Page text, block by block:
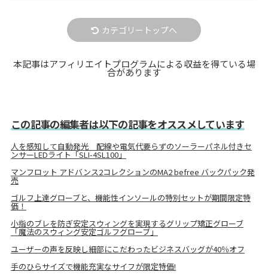
カテゴリートップへ
本記事はアフィリエイトプログラムによる収益を得ている場
合があります
この記事の編集者は以下の記事をオススメしています
人を感知して自動発光 配線や電気代要らずのソーラーパネル付きセ
ンサーLEDライト「SLI-4SL100」
マンフロット アドバンス2コレクションのMA2 befree バックパック発
売
ゴルフ上達グローブと、機能性インソールの特別セットが期間限定特
価！
小指のブレを防ぎ安定スウィングを実現するグリップ矯正グローブ
「魔法のスウィング安定ゴルフグローブ」
ユーザーの声を反映し細部にこだわったビジネスバッグが40％オフ
手のひらサイズで機能充実なサイフが限定特価!